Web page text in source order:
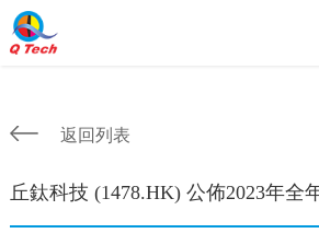
返回列表
丘鈦科技 (1478.HK) 公佈2023年全